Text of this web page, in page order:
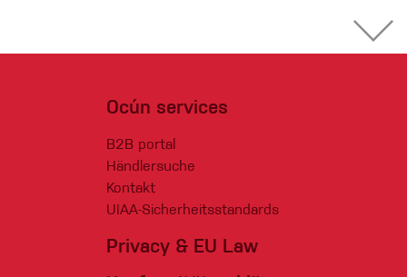
Ocún services
B2B portal
Händlersuche
Kontakt
UIAA-Sicherheitsstandards
Privacy & EU Law